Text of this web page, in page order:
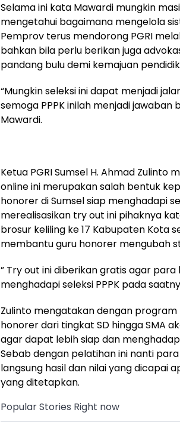
Selama ini kata Mawardi mungkin
mengetahui bagaimana mengelola
Pemprov terus mendorong PGRI
bahkan bila perlu berikan juga
pandang bulu demi kemajuan
“Mungkin seleksi ini dapat menjadi
semoga PPPK inilah menjadi jawaban
Mawardi.
Ketua PGRI Sumsel H. Ahmad Zulinto
online ini merupakan salah bentuk
honorer di Sumsel siap menghadapi
merealisasikan try out ini pihaknya
brosur keliling ke 17 Kabupaten Kota
membantu guru honorer mengubah
” Try out ini diberikan gratis agar
menghadapi seleksi PPPK pada
Zulinto mengatakan dengan
honorer dari tingkat SD hingga SMA
agar dapat lebih siap dan menghadapi
Sebab dengan pelatihan ini nanti
langsung hasil dan nilai yang dicapai
yang ditetapkan.
Popular Stories Right now